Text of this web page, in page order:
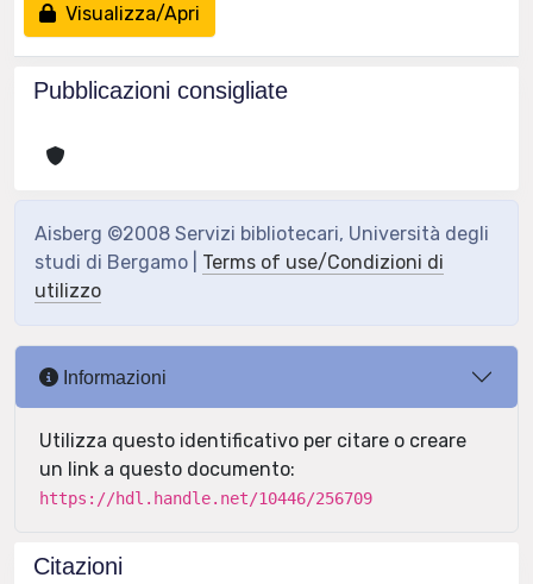
Visualizza/Apri
Pubblicazioni consigliate
Aisberg ©2008 Servizi bibliotecari, Università degli
studi di Bergamo | Terms of use/Condizioni di
utilizzo
Informazioni
Utilizza questo identificativo per citare o creare
un link a questo documento:
https://hdl.handle.net/10446/256709
Citazioni